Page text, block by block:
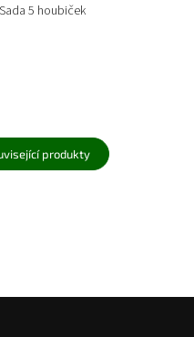
Sada 5 houbiček
produkty